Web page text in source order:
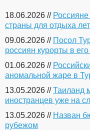
18.06.2026 //
страны для отдыха
09.06.2026 // Посол
россиян курорты в
01.06.2026 //
аномальной жаре в
13.05.2026 //Таиланд
иностранцев уже на
13.05.2026 // Назван
рубежом